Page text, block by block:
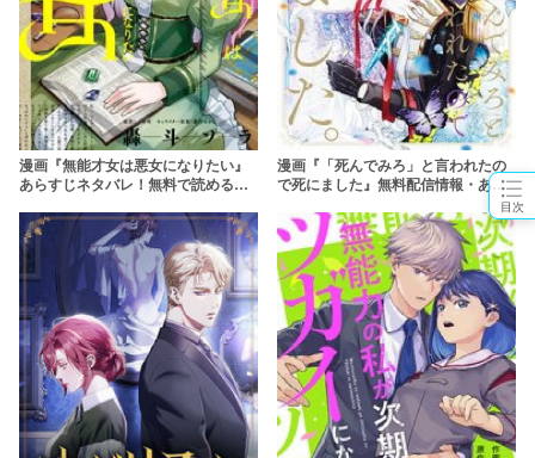
目次
漫画『無能才女は悪女になりたい』
あらすじネタバレ！無料で読める？
漫画『「死んでみろ」と言われたの
で死にました』無料配信情報・あら
すじネタバレ！rawやpdfで読むのは
やめよう